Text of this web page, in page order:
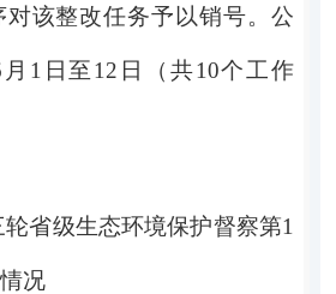
该整改任务予以销号。公
月 1 日至12 日（共10个工作
轮省级生态环境保护督察第1
况